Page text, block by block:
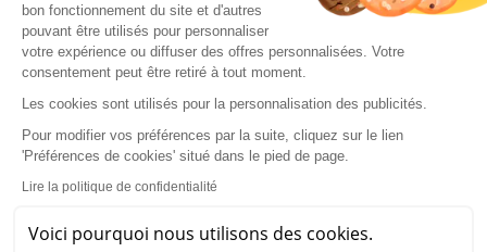
bon fonctionnement du site et d'autres
pouvant être utilisés pour personnaliser
votre expérience ou diffuser des offres personnalisées. Votre
consentement peut être retiré à tout moment.
Les cookies sont utilisés pour la personnalisation des publicités.
Pour modifier vos préférences par la suite, cliquez sur le lien
'Préférences de cookies' situé dans le pied de page.
Lire la politique de confidentialité
Voici pourquoi nous utilisons des cookies.
Squats et flexions
Si vous voulez obtenir une belle progression,
pratique du squatest indispensable dans
votre routine sportive. Lors de votre
entraînement, variez les squats pour vous
focaliser sur des muscles différents. Pratiquez
principalement le squat classique, jambes
écartées, dos bien droit avec flexion des genoux.
petits sauts lorsque vous revenez en position